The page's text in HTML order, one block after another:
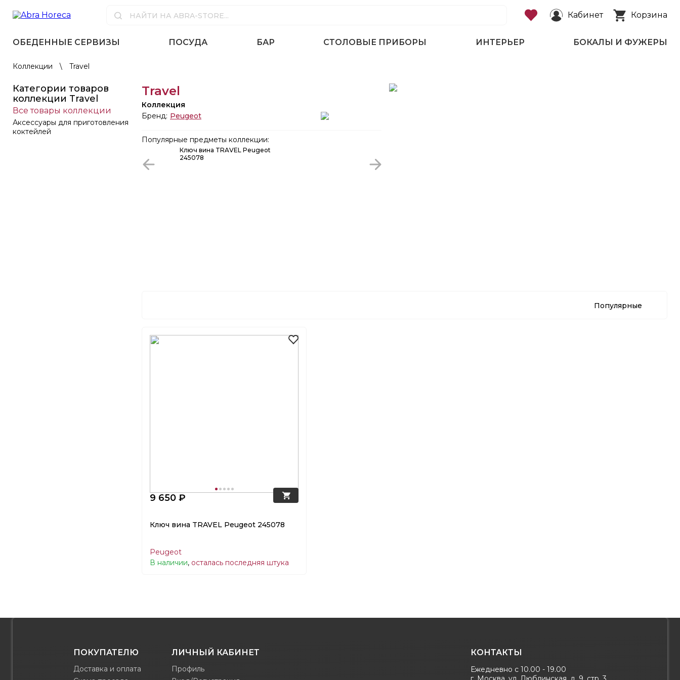
Кабинет Корзина
ОБЕДЕННЫЕ СЕРВИЗЫ ПОСУДА БАР СТОЛОВЫЕ ПРИБОРЫ ИНТЕРЬЕР БОКАЛЫ И ФУЖЕРЫ
Коллекции \ Travel
Категории товаров
коллекции Travel
Все товары коллекции
Аксессуары для приготовления
коктейлей
Travel
Коллекция
Бренд: Peugeot
Популярные предметы коллекции:
Ключ вина TRAVEL Peugeot
245078
Популярные
9 650 ₽
Ключ вина TRAVEL Peugeot 245078
Peugeot
В наличии, осталась последняя штука
ПОКУПАТЕЛЮ
Доставка и оплата
ЛИЧНЫЙ КАБИНЕТ
Профиль
КОНТАКТЫ
Ежедневно с 10.00 - 19.00